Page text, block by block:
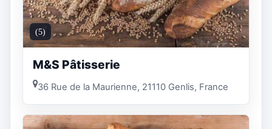
(5)
M&S Pâtisserie
36 Rue de la Maurienne, 21110 Genlis, France